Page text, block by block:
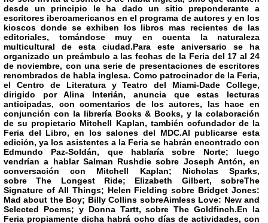
desde un principio le ha dado un sitio preponderante a
escritores iberoamericanos en el programa de autores y en los
kioscos donde se exhiben los libros mas recientes de las
editoriales, tomándose muy en cuenta la naturaleza
multicultural de esta ciudad.Para este aniversario se ha
organizado un preámbulo a las fechas de la Feria del 17 al 24
de noviembre, con una serie de presentaciones de escritores
renombrados de habla inglesa. Como patrocinador de la Feria,
el Centro de Literatura y Teatro del Miami-Dade College,
dirigido por Alina Interián, anuncia que estas lecturas
anticipadas, con comentarios de los autores, las hace en
conjunción con la librería Books & Books, y la colaboración
de su propietario Mitchell Kaplan, también cofundador de la
Feria del Libro, en los salones del MDC.Al publicarse esta
edición, ya los asistentes a la Feria se habrán encontrado con
Edmundo Paz-Soldán, que hablaría sobre Norte; luego
vendrían a hablar Salman Rushdie sobre Joseph Antón, en
conversación con Mitchell Kaplan; Nicholas Sparks,
sobreThe Longest Ride; Elizabeth Gilbert, sobreThe
Signature of All Things; Helen Fielding sobre Bridget Jones:
Mad about the Boy; Billy Collins sobreAimless Love: New and
Selected Poems; y Donna Tartt, sobreThe Goldfinch.En la
Feria propiamente dicha habrá ocho días de actividades, con